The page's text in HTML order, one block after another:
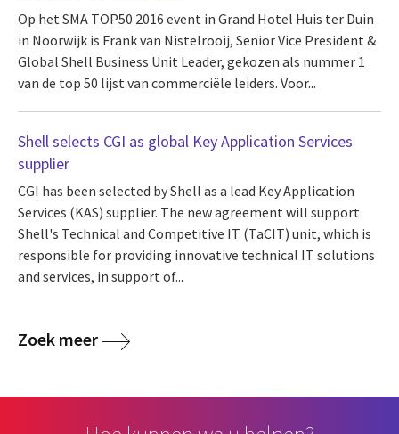
Op het SMA TOP50 2016 event in Grand Hotel Huis ter Duin
in Noorwijk is Frank van Nistelrooij, Senior Vice President &
Global Shell Business Unit Leader, gekozen als nummer 1
van de top 50 lijst van commerciële leiders. Voor...
Shell selects CGI as global Key Application Services
supplier
CGI has been selected by Shell as a lead Key Application
Services (KAS) supplier. The new agreement will support
Shell's Technical and Competitive IT (TaCIT) unit, which is
responsible for providing innovative technical IT solutions
and services, in support of...
Zoek meer